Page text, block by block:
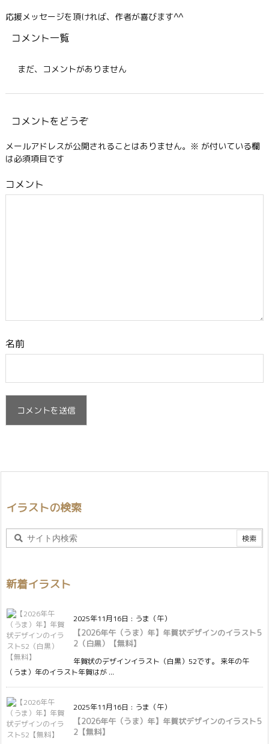
応援メッセージを頂ければ、作者が喜びます^^
コメント一覧
まだ、コメントがありません
コメントをどうぞ
メールアドレスが公開されることはありません。 ※ が付いている欄
は必須項目です
コメント
名前
イラストの検索
新着イラスト
2025年11月16日 : うま（午）
【2026年午（うま）年】年賀状デザインのイラスト5
2（白黒）【無料】
年賀状のデザインイラスト（白黒）52です。 来年の午
（うま）年のイラスト年賀はが ...
2025年11月16日 : うま（午）
【2026年午（うま）年】年賀状デザインのイラスト5
2【無料】